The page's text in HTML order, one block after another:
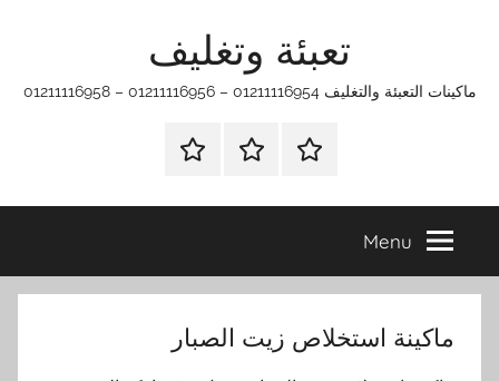
تعبئة وتغليف
ماكينات التعبئة والتغليف 01211116954 – 01211116956 – 01211116958
الرئيسيةماكينات
وتغليف
اتـصـل
في
التي
Menu
ماكينة استخلاص زيت الصبار